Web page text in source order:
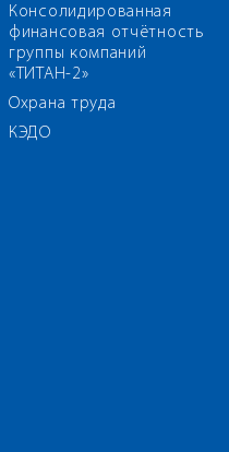
Консолидированная
финансовая отчётность
группы компаний
«ТИТАН-2»
Охрана труда
КЭДО